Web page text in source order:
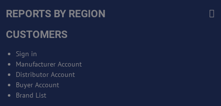
REPORTS BY REGION
CUSTOMERS
Sign in
Manufacturer Account
Distributor Account
Buyer Account
Brand List